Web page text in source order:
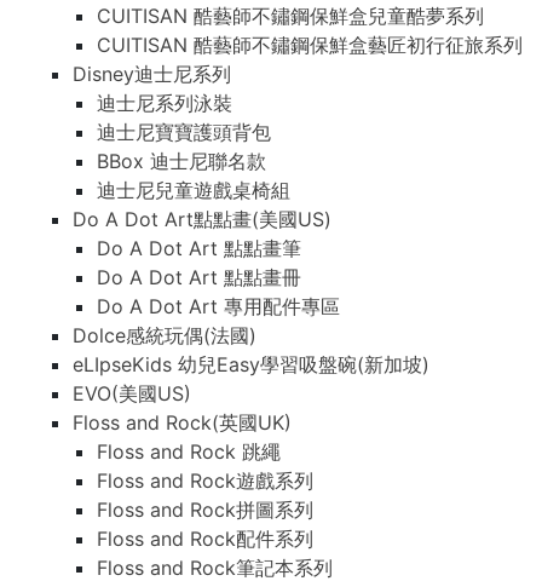
CUITISAN 酷藝師不鏽鋼保鮮盒兒童酷夢系列
CUITISAN 酷藝師不鏽鋼保鮮盒藝匠初行征旅系列
Disney迪士尼系列
迪士尼系列泳裝
迪士尼寶寶護頭背包
BBox 迪士尼聯名款
迪士尼兒童遊戲桌椅組
Do A Dot Art點點畫(美國US)
Do A Dot Art 點點畫筆
Do A Dot Art 點點畫冊
Do A Dot Art 專用配件專區
Dolce感統玩偶(法國)
eLIpseKids 幼兒Easy學習吸盤碗(新加坡)
EVO(美國US)
Floss and Rock(英國UK)
Floss and Rock 跳繩
Floss and Rock遊戲系列
Floss and Rock拼圖系列
Floss and Rock配件系列
Floss and Rock筆記本系列